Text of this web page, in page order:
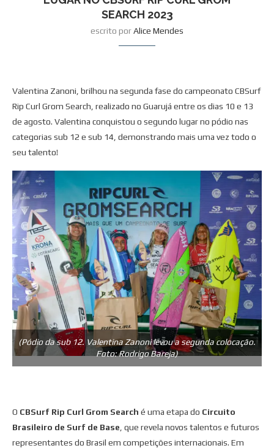
SEARCH 2023
escrito porAlice Mendes
Valentina Zanoni, brilhou na segunda fase do campeonato CBSurf
Rip Curl Grom Search, realizado no Guarujá entre os dias 10 e 13
de agosto. Valentina conquistou o segundo lugar no pódio nas
categorias sub 12 e sub 14, demonstrando mais uma vez todo o
seu talento!
(Pódio da sub 12. Valentina Zanoni levou a segunda colocação.
Foto: Rodrigo Bareja)
O CBSurf Rip Curl Grom Search é uma etapa do Circuito
Brasileiro de Surf de Base , que revela novos talentos e futuros
representantes do Brasil em competições internacionais. Em